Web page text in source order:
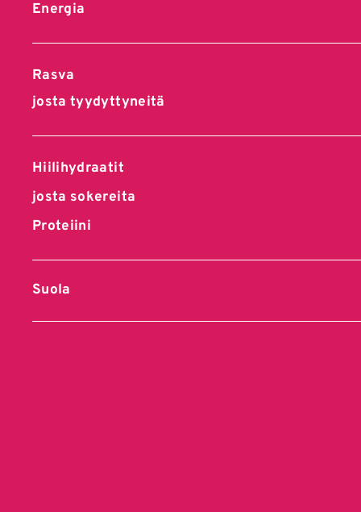
Energia
Rasva
josta tyydyttyneitä
Hiilihydraatit
josta sokereita
Proteiini
Suola